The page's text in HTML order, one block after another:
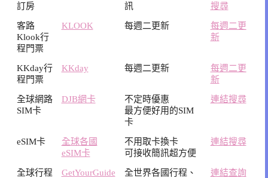
訂房
訊
搜尋
客路
Klook行
程門票
KLOOK 每週二更新
每週二更
新
KKday行
程門票
KKday 每週二更新
每週二更
新
全球網路
SIM卡
DJB網卡
不定時優惠
最方便好用的SIM
卡
連結搜尋
eSIM卡
全球各國
eSIM卡
不用取卡換卡
可接收簡訊超方便
連結搜尋
全球行程
GetYourGuide
全世界各國行程、
連結查詢